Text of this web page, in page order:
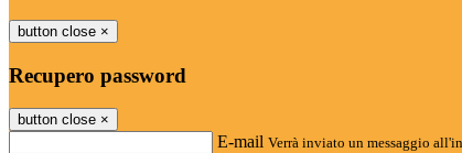
button close ×
Recupero password
button close ×
E-mail Verrà inviato un messaggio